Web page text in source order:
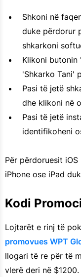
Shkoni në
duke përdorur
shkarkoni
Klikoni butonin
'Shkarko Tani'
Pasi të jetë
dhe klikoni në
Pasi të jetë
identifikoheni
Për përdoruesit
iPhone ose iPad
Kodi
Lojtarët e rinj të
promovues WPT
llogari të re për të
vlerë deri në $1200.